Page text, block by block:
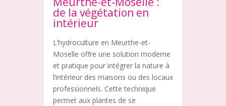
de la végétation en
intérieur
L’hydroculture en Meurthe-et-
Moselle offre une solution moderne
et pratique pour intégrer la nature à
l’intérieur des maisons ou des locaux
professionnels. Cette technique
permet aux plantes de se